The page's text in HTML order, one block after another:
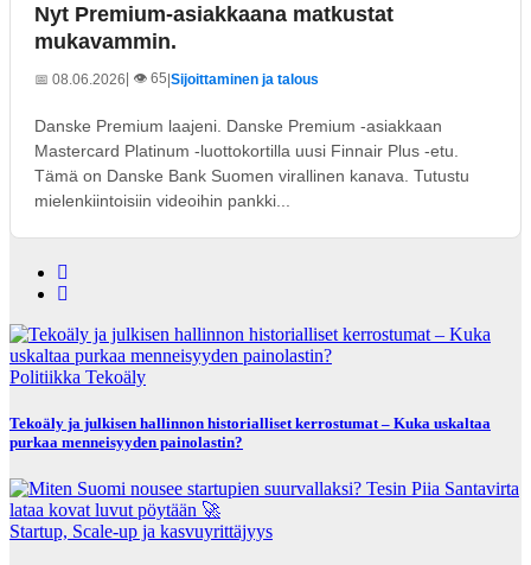
Nyt Premium-asiakkaana matkustat
mukavammin.
📅 08.06.2026| 👁️ 65 Sijoittaminen ja talous
Danske Premium laajeni. Danske Premium -asiakkaan
Mastercard Platinum -luottokortilla uusi Finnair Plus -etu.
Tämä on Danske Bank Suomen virallinen kanava. Tutustu
mielenkiintoisiin videoihin pankki...
Politiikka Tekoäly
Tekoäly ja julkisen hallinnon historialliset kerrostumat – Kuka uskaltaa
purkaa menneisyyden painolastin?
Startup, Scale-up ja kasvuyrittäjyys